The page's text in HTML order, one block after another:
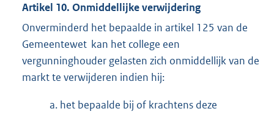
Artikel 10. Onmiddellijke verwijdering
Onverminderd het bepaalde in artikel 125 van de
Gemeentewet kan het college een
vergunninghouder gelasten zich onmiddellijk van de
markt te verwijderen indien hij:
a. het bepaalde bij of krachtens deze